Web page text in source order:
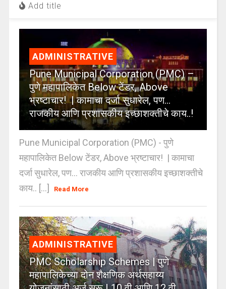
Add title
ADMINISTRATIVE
Pune Municipal Corporation (PMC) –
पुणे महापालिकेत Below टेंडर, Above
भ्रष्टाचार! | कामाचा दर्जा सुधारेल, पण…
राजकीय आणि प्रशासकीय इच्छाशक्तीचे काय..!
Pune Municipal Corporation (PMC) - पुणे
महापालिकेत Below टेंडर, Above भ्रष्टाचार! | कामाचा
दर्जा सुधारेल, पण… राजकीय आणि प्रशासकीय इच्छाशक्तीचे
काय.. [...]
Read More
ADMINISTRATIVE
PMC Scholarship Schemes | पुणे
महापालिकेच्या दोन शैक्षणिक अर्थसहाय्य